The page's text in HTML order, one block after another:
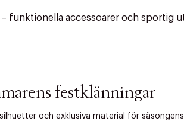
funktionella accessoarer och
festklänningar
och exklusiva material för säsongens
PERSONAL DATA
TYVÄRR INTE